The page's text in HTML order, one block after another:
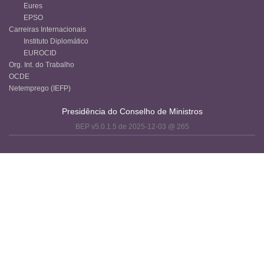
Eures
EPSO
Carreiras Internacionais
Instituto Diplomático
EUROCID
Org. Int. do Trabalho
OCDE
Netemprego (IEFP)
Presidência do Conselho de Ministros
BEP v5.0.1.5 de 2025-12-03 @ 265